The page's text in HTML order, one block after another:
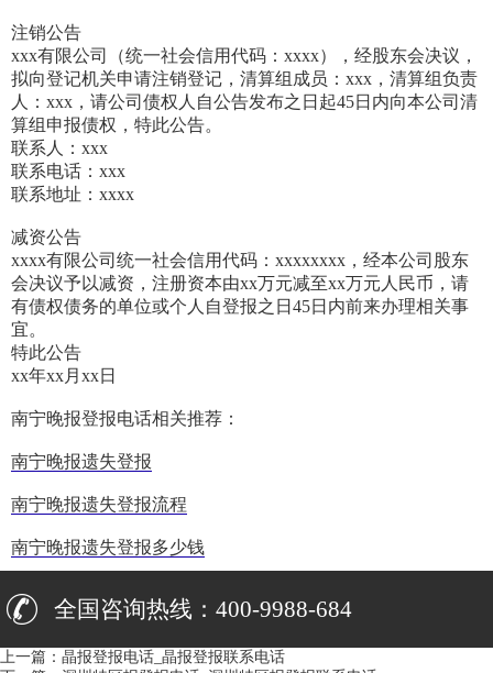
注销公告
xxx有限公司（统一社会信用代码：xxxx），经股东会决议，
拟向登记机关申请注销登记，清算组成员：xxx，清算组负责
人：xxx，请公司债权人自公告发布之日起45日内向本公司清
算组申报债权，特此公告。
联系人：xxx
联系电话：xxx
联系地址：xxxx
减资公告
xxxx有限公司统一社会信用代码：xxxxxxxx，经本公司股东
会决议予以减资，注册资本由xx万元减至xx万元人民币，请
有债权债务的单位或个人自登报之日45日内前来办理相关事
宜。
特此公告
xx年xx月xx日
南宁晚报登报电话相关推荐：
南宁晚报遗失登报
南宁晚报遗失登报流程
南宁晚报遗失登报多少钱
全国咨询热线：400-9988-684
上一篇： 晶报登报电话_晶报登报联系电话